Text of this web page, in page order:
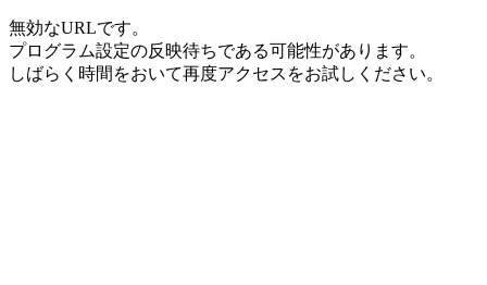
無効なURLです。
プログラム設定の反映待ちである可能性があります。
しばらく時間をおいて再度アクセスをお試しください。